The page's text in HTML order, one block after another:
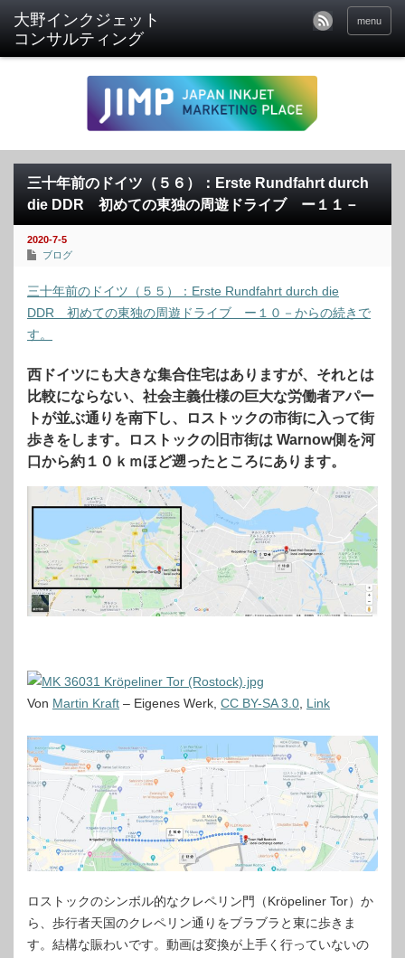
menu
三十年前のドイツ（５６）：Erste Rundfahrt durch
die DDR 初めての東独の周遊ドライブ ー１１－
2020-7-5
ブログ
三十年前のドイツ（５５）：Erste Rundfahrt durch die
DDR 初めての東独の周遊ドライブ ー１０－からの続きで
す。
西ドイツにも大きな集合住宅はありますが、それとは
比較にならない、社会主義仕様の巨大な労働者アパー
トが並ぶ通りを南下し、ロストックの市街に入って街
歩きをします。ロストックの旧市街は Warnow側を河
口から約１０ｋｍほど遡ったところにあります。
Von Martin Kraft – Eigenes Werk CC BY-SA 3.0 Link
ロストックのシンボル的なクレペリン門（Kröpeliner Tor）か
ら、歩行者天国のクレペリン通りをブラブラと東に歩きま
す。結構な賑わいです。動画は変換が上手く行っていないの